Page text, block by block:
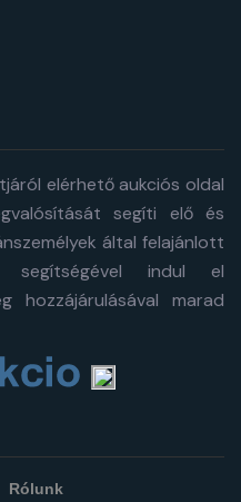
elérhető aukciós oldal
segíti elő és
által felajánlott
segítségével indul el
hozzájárulásával marad
Rólunk